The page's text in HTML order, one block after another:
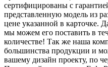
сертифицированы с
представленную модель из
цене указанной в карточке.
мы можем его поставить в
количестве! Так же наша
большинства продукции и
вашему дизайн проекту, по